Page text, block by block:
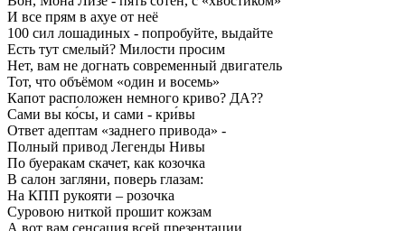
И все прям в ахуе от неё
100 сил лошадиных - попробуйте, выдайте
Есть тут смелый? Милости просим
Нет, вам не догнать современный двигатель
Тот, что объёмом «один и восемь»
Капот расположен немного криво? ДА??
Сами вы ко́сы, и сами - кри́вы
Ответ адептам «заднего привода» -
Полный привод Легенды Нивы
По буеракам скачет, как козочка
В салон загляни, поверь глазам:
На КПП рукояти – розочка
Суровою ниткой прошит кожзам
А вот вам сенсация всей презентации